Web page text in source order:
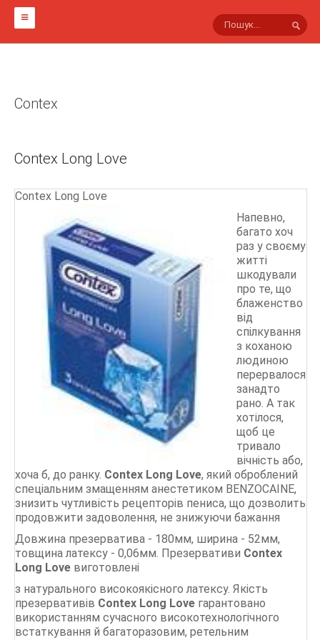
МАРКИ ПРЕЗЕРВАТИВІВ
Sico
Masculan
Гусарські
Lifestyles
Contex
Contex
Contex Long Love
Contex Long Love
Напевно,
багато хоч
раз у своєму
житті
шкодували
про те, що
блаженство
від
спілкування
з коханою
людиною
перервалося
занадто
рано. А так
хотілося,
щоб це
тривало
вічність або,
хоча б, до ранку. Contex Long Love, який оброблений
спеціальним змащенням анестетиком BENZOCAINE,
знизить чутливість рецепторів пениса, що дозволить
продовжити задоволення, не знижуючи бажання
Довжина презерватива - 180мм, ширина - 52мм,
товщина латексу - 0,06мм. Презервативи Contex
Long Love виготовлені
з натурального високоякісного латексу. Якість
презервативів Contex Long Love гарантовано
використанням сучасного високотехнологічного
встаткування й багаторазовим, ретельним